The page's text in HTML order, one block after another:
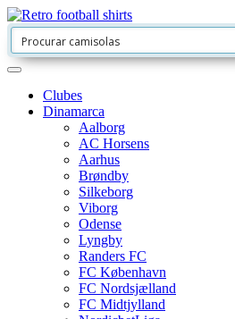
Clubes
Dinamarca
Aalborg
AC Horsens
Aarhus
Brøndby
Silkeborg
Viborg
Odense
Lyngby
Randers FC
FC København
FC Nordsjælland
FC Midtjylland